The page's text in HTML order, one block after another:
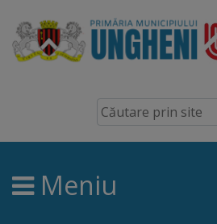
Ungheni
Prezentare
generală
Simbolurile
Meniu